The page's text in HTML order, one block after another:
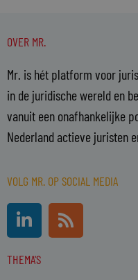
OVER MR.
Mr. is hét platform voor
in de juridische wereld en
vanuit een onafhankelijke
Nederland actieve juristen
VOLG MR. OP SOCIAL MEDIA
L
i
n
k
R
s
s
THEMA'S